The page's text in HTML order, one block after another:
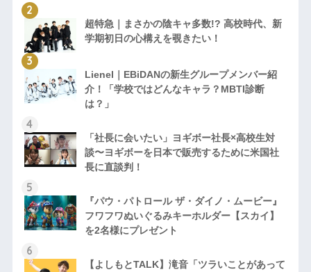
超特急｜まさかの陰キャ多数!? 高校時代、新
学期初日の心構えを覗きたい！
Lienel｜EBiDANの新生グループメンバー紹
介！「学校ではどんなキャラ？MBTI診断
は？」
「社長に会いたい」ヨギボー社長×高校生対
談〜ヨギボーを日本で販売するために米国社
長に直談判！
『パウ・パトロール ザ・ダイノ・ムービー』
フワフワぬいぐるみキーホルダー【スカイ】
を2名様にプレゼント
【よしもとTALK】滝音「ツラいことがあって